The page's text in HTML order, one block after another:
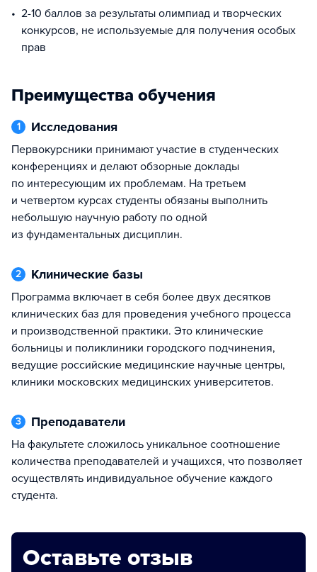
2-10 баллов за результаты олимпиад и творческих
конкурсов, не используемые для получения особых
прав
Преимущества обучения
1 Исследования
Первокурсники принимают участие в студенческих
конференциях и делают обзорные доклады
по интересующим их проблемам. На третьем
и четвертом курсах студенты обязаны выполнить
небольшую научную работу по одной
из фундаментальных дисциплин.
2 Клинические базы
Программа включает в себя более двух десятков
клинических баз для проведения учебного процесса
и производственной практики. Это клинические
больницы и поликлиники городского подчинения,
ведущие российские медицинские научные центры,
клиники московских медицинских университетов.
3 Преподаватели
На факультете сложилось уникальное соотношение
количества преподавателей и учащихся, что позволяет
осуществлять индивидуальное обучение каждого
студента.
Оставьте отзыв